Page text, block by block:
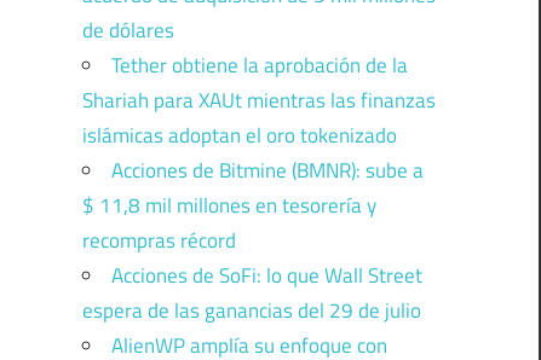
de dólares
Tether obtiene la aprobación de la
Shariah para XAUt mientras las finanzas
islámicas adoptan el oro tokenizado
Acciones de Bitmine (BMNR): sube a
$ 11,8 mil millones en tesorería y
recompras récord
Acciones de SoFi: lo que Wall Street
espera de las ganancias del 29 de julio
AlienWP amplía su enfoque con